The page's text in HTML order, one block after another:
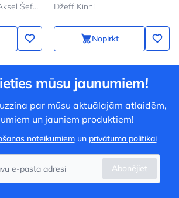
Džulija Donaldson, Aksel Šeffler Džeff Kinni
Nopirkt
mūsu jaunumiem!
par mūsu aktuālajām atlaidēm,
un jauniem produktiem!
noteikumiemun privātuma politikai
Abonējiet